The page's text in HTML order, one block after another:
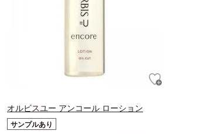
オルビスユー アンコール ローション
サンプルあり